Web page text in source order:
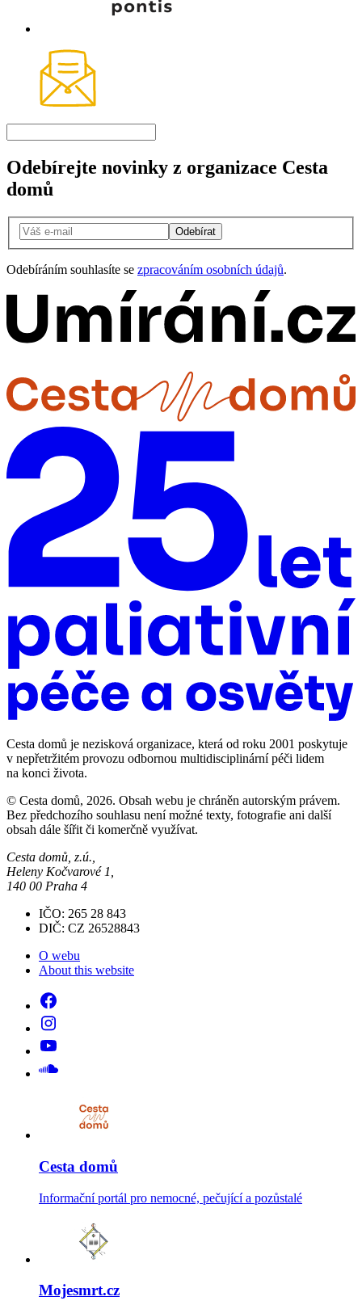
Odebírejte novinky z organizace Cesta
domů
Odebírat
Odebíráním souhlasíte se zpracováním osobních údajů.
Cesta domů je nezisková organizace, která od roku 2001 poskytuje
v nepřetržitém provozu odbornou multidisciplinární péči lidem
na konci života.
© Cesta domů, 2026. Obsah webu je chráněn autorským právem.
Bez předchozího souhlasu není možné texty, fotografie ani další
obsah dále šířit či komerčně využívat.
Cesta domů, z.ú.,
Heleny Kočvarové 1,
140 00 Praha 4
IČO: 265 28 843
DIČ: CZ 26528843
O webu
About this website
Cesta domů
Informační portál pro nemocné, pečující a pozůstalé
Mojesmrt.cz